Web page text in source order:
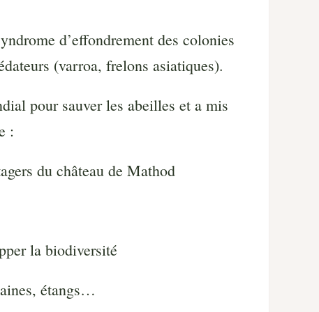
d’effondrement des colonies
(varroa, frelons asiatiques).
pour sauver les abeilles et a mis
:
du château de Mathod
la biodiversité
étangs…